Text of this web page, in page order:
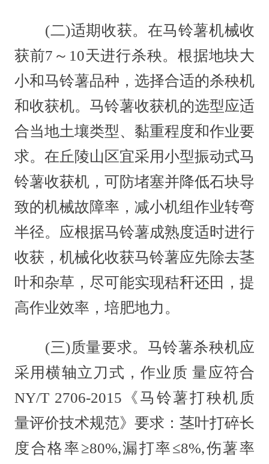
(二)适期收获。在马铃薯机械收
获前7～10天进行杀秧。根据地块大
小和马铃薯品种，选择合适的杀秧机
和收获机。马铃薯收获机的选型应适
合当地土壤类型、黏重程度和作业要
求。在丘陵山区宜采用小型振动式马
铃薯收获机，可防堵塞并降低石块导
致的机械故障率，减小机组作业转弯
半径。应根据马铃薯成熟度适时进行
收获，机械化收获马铃薯应先除去茎
叶和杂草，尽可能实现秸秆还田，提
高作业效率，培肥地力。
(三)质量要求。马铃薯杀秧机应
采用横轴立刀式，作业质 量应符合
NY/T 2706-2015《马铃薯打秧机质
量评价技术规范》要求：茎叶打碎长
度合格率≥80%,漏打率≤8%,伤薯率